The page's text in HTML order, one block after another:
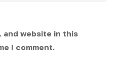
and website in this
I comment.